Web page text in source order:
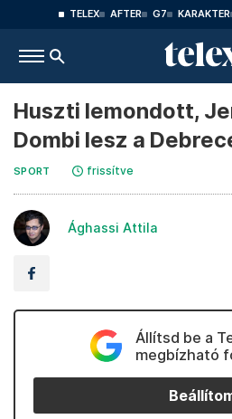
TELEX AFTER G7 KARAKTER
Huszti lemondott,
Dombi lesz a
SPORT frissítve
Ághassi Attila
Állítsd be a
megbízható